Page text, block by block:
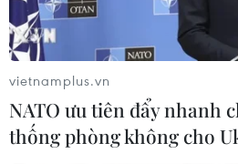
bắt giữ một tay súng của tổ
nước Hồi giáo" (IS) tự xưng
quan đến vụ tấn công nhà
thành phố Istanbul hồi đầu
Theo phóng viên TTXVN tại
nhận nghi phạm Viskhan
vietnamplus.vn
NATO ưu tiên đẩy nhanh
thống phòng không cho